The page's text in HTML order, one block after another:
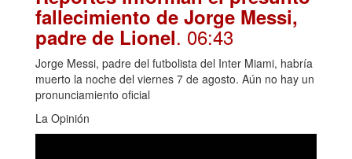
fallecimiento de Jorge Messi,
padre de Lionel. 06:43
Jorge Messi, padre del futbolista del Inter Miami, habría
muerto la noche del viernes 7 de agosto. Aún no hay un
pronunciamiento oficial
La Opinión